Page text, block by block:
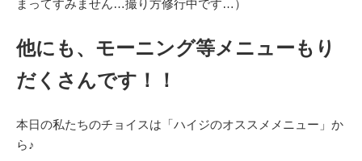
まってすみません…撮り方修行中です…）
他にも、モーニング等メニューもり
だくさんです！！
本日の私たちのチョイスは「ハイジのオススメメニュー」か
ら♪